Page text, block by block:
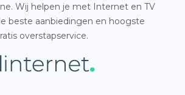
Wij helpen je met Internet en TV
beste aanbiedingen en hoogste
overstapservice.